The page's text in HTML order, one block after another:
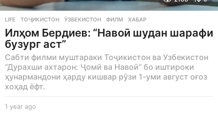
LIFE ТОҶИКИСТОН ,ӮЗБЕКИСТОН ,ФИЛМ ,ХАБАР
Илҳом Бердиев: “Навоӣ шудан шарафи
бузург аст”
Сабти филми муштараки Тоҷикистон ва Узбекистон
“Дурахши ахтарон: Ҷомӣ ва Навоӣ” бо иштироки
ҳунармандони ҳарду кишвар рӯзи 1-уми август оғоз
хоҳад ёфт.
1 year ago